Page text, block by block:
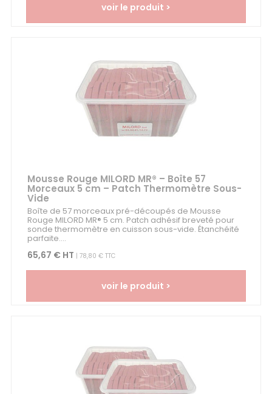
voir le produit >
Mousse Rouge MILORD MR® – Boîte 57
Morceaux 5 cm – Patch Thermomètre Sous-
Vide
Boîte de 57 morceaux pré-découpés de Mousse
Rouge MILORD MR® 5 cm. Patch adhésif breveté pour
sonde thermomètre en cuisson sous-vide. Étanchéité
parfaite....
65,67 € HT | 78,80 € TTC
voir le produit >